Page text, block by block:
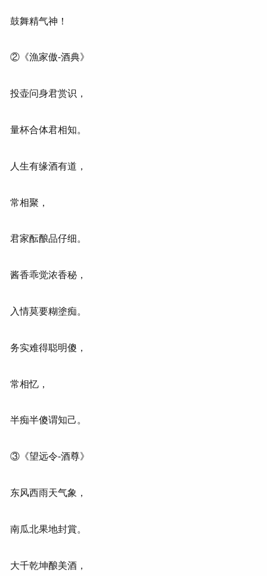
鼓舞精气神！
②《漁家傲-酒典》
投壶问身君赏识，
量杯合体君相知。
人生有缘酒有道，
常相聚，
君家酝酿品仔细。
酱香乖觉浓香秘，
入情莫要糊塗痴。
务实难得聪明傻，
常相忆，
半痴半傻谓知己。
③《望远令-酒尊》
东风西雨天气象，
南瓜北果地封賞。
大千乾坤酿美酒，